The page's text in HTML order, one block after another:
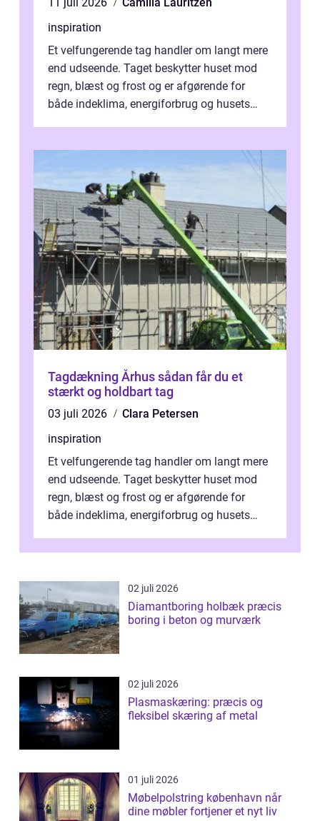
inspiration
Et velfungerende tag handler om langt mere
end udseende. Taget beskytter huset mod
regn, blæst og frost og er afgørende for
både indeklima, energiforbrug og husets
Tagdækning Århus sådan får du et
stærkt og holdbart tag
03 juli 2026
Clara Petersen
inspiration
Et velfungerende tag handler om langt mere
end udseende. Taget beskytter huset mod
regn, blæst og frost og er afgørende for
både indeklima, energiforbrug og husets
02 juli 2026
Diamantboring holbæk præcis
boring i beton og murværk
02 juli 2026
Plasmaskæring: præcis og
fleksibel skæring af metal
01 juli 2026
Møbelpolstring københavn når
dine møbler fortjener et nyt liv